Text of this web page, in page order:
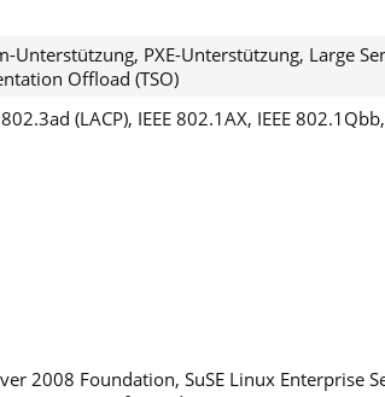
Unterstützung, PXE-Unterstützung, Large
Offload (TSO)
(LACP), IEEE 802.1AX, IEEE
2008 Foundation, SuSE Linux Enterprise